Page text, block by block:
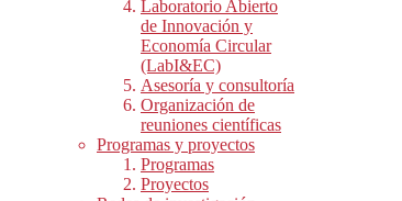
Laboratorio Abierto
de Innovación y
Economía Circular
(LabI&EC)
Asesoría y consultoría
Organización de
reuniones científicas
Programas y proyectos
Programas
Proyectos